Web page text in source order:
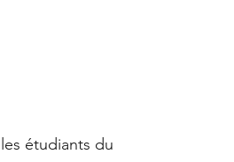
étudiants du